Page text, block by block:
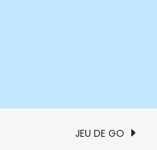
JEU DE GO